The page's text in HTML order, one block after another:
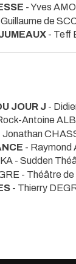
- Yves
Guillaume de
- Teff
JOUR J -
Antoine
Jonathan
- Raymond
- Sudden
- Théâtre
- Thierry